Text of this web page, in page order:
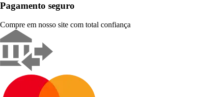
Pagamento seguro
Compre em nosso site com total confiança